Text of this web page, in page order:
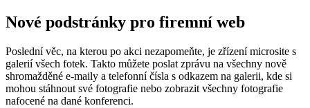
Nové podstránky pro firemní web
Poslední věc, na kterou po akci nezapomeňte, je zřízení microsite s
galerií všech fotek. Takto můžete poslat zprávu na všechny nově
shromažděné e-maily a telefonní čísla s odkazem na galerii, kde si
mohou stáhnout své fotografie nebo zobrazit všechny fotografie
nafocené na dané konferenci.